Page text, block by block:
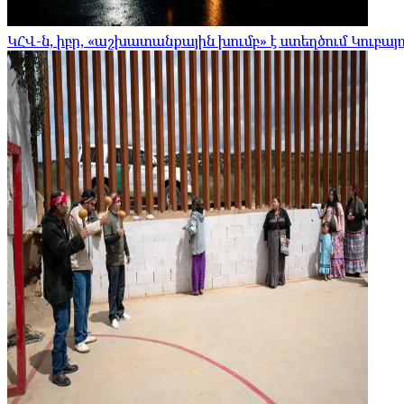
ԿՀՎ-ն, իբր, «աշխատանքային խումբ» է ստեղծում